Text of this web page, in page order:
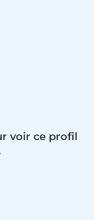
voir ce profil